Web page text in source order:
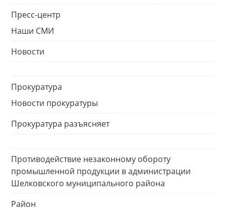
Пресс-центр
Наши СМИ
Новости
Прокуратура
Новости прокуратуры
Прокуратура разъясняет
Противодействие незаконному обороту
промышленной продукции в администрации
Шелковского муниципального района
Район